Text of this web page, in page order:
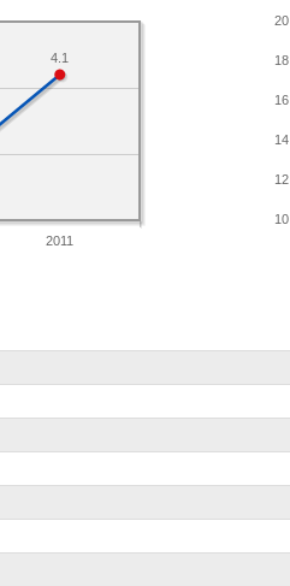
2011
4.1
10
12
14
16
18
20